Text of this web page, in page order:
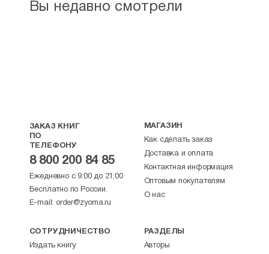
Вы недавно смотрели
ЗАКАЗ КНИГ
ПО
ТЕЛЕФОНУ
8 800 200 84 85
Ежедневно с 9:00 до 21:00
Бесплатно по России.
E-mail: order@zyorna.ru
МАГАЗИН
Как сделать заказ
Доставка и оплата
Контактная информация
Оптовым покупателям
О нас
СОТРУДНИЧЕСТВО
Издать книгу
РАЗДЕЛЫ
Авторы